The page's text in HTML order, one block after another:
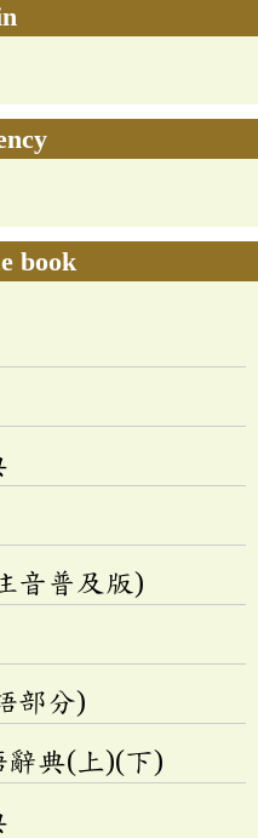
book
音普及版)
部分)
典(上)(下)